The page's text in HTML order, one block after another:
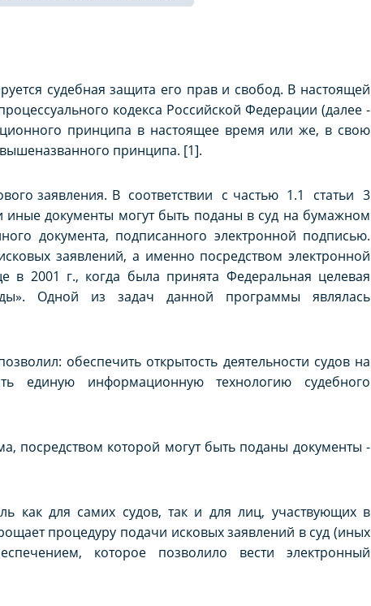
судебная защита его прав и свобод. В настоящей
кодекса Российской Федерации (далее -
принципа в настоящее время или же, в свою
принципа. [1].
заявления. В соответствии с частью 1.1 статьи 3
иные документы могут быть поданы в суд на бумажном
документа, подписанного электронной подписью.
заявлений, а именно посредством электронной
2001 г., когда была принята Федеральная целевая
Одной из задач данной программы являлась
обеспечить открытость деятельности судов на
единую информационную технологию судебного
посредством которой могут быть поданы документы -
как для самих судов, так и для лиц, участвующих в
процедуру подачи исковых заявлений в суд (иных
которое позволило вести электронный